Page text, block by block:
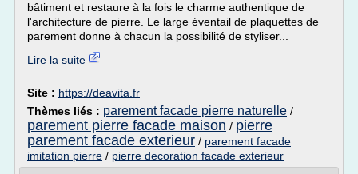
bâtiment et restaure à la fois le charme authentique de
l'architecture de pierre. Le large éventail de plaquettes de
parement donne à chacun la possibilité de styliser...
Lire la suite
Site : https://deavita.fr
Thèmes liés : parement facade pierre naturelle /
parement pierre facade maison / pierre
parement facade exterieur / parement facade
imitation pierre / pierre decoration facade exterieur